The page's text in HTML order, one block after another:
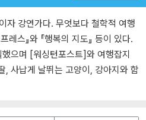
자 강연가다. 무엇보다 철학적 여행
레스』와 『행복의 지도』 등이 있다.
으며 [워싱턴포스트]와 여행잡지
, 사납게 날뛰는 고양이, 강아지와 함